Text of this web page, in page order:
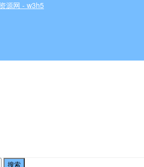
源网 - w3h5